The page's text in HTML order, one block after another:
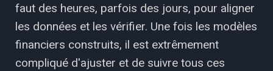
faut des heures, parfois des jours, pour aligner
les données et les vérifier. Une fois les modèles
financiers construits, il est extrêmement
compliqué d'ajuster et de suivre tous ces